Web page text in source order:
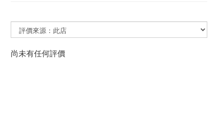
尚未有任何評價